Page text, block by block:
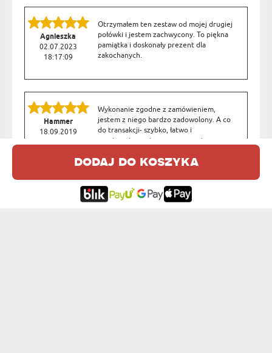
dodaj do koszyka
Agnieszka
02.07.2023
18:17:09
Otrzymałem ten zestaw od mojej drugiej
połówki i jestem zachwycony. To piękna
pamiątka i doskonały prezent dla
zakochanych.
Hammer
18.09.2019
Wykonanie zgodne z zamówieniem,
jestem z niego bardzo zadowolony. A co
do transakcji- szybko, łatwo i
przyjemnie..może poza momentem
Przebieg transakcji jak zwykle szybko i